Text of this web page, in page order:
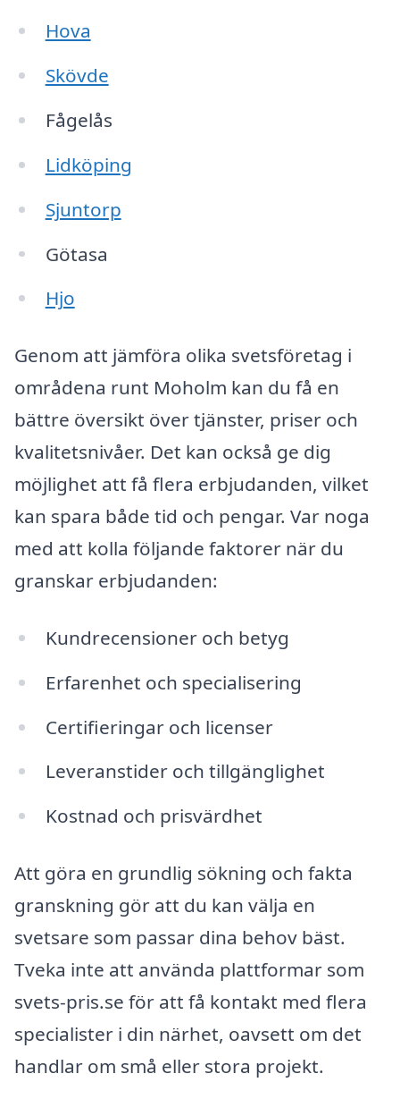
Hova
Skövde
Fågelås
Lidköping
Sjuntorp
Götasa
Hjo
Genom att jämföra olika svetsföretag i
områdena runt Moholm kan du få en
bättre översikt över tjänster, priser och
kvalitetsnivåer. Det kan också ge dig
möjlighet att få flera erbjudanden, vilket
kan spara både tid och pengar. Var noga
med att kolla följande faktorer när du
granskar erbjudanden:
Kundrecensioner och betyg
Erfarenhet och specialisering
Certifieringar och licenser
Leveranstider och tillgänglighet
Kostnad och prisvärdhet
Att göra en grundlig sökning och fakta
granskning gör att du kan välja en
svetsare som passar dina behov bäst.
Tveka inte att använda plattformar som
svets-pris.se för att få kontakt med flera
specialister i din närhet, oavsett om det
handlar om små eller stora projekt.